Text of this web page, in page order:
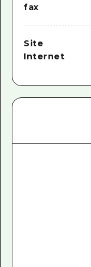
fax
Site
Internet